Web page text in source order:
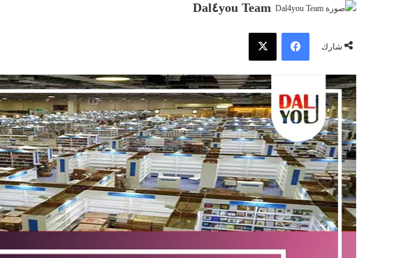
Dal٤you Team
شارك
فيسبوك